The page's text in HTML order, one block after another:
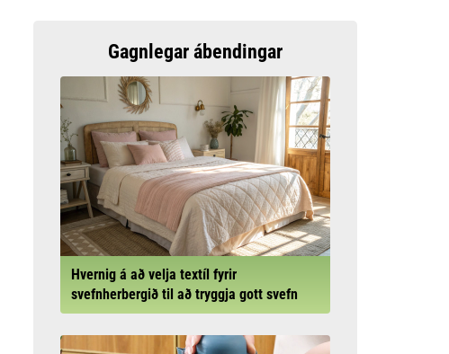
Gagnlegar ábendingar
Hvernig á að velja textíl fyrir
svefnherbergið til að tryggja gott svefn